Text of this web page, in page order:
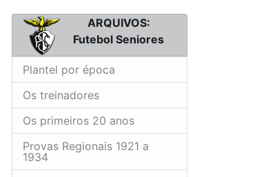
ARQUIVOS:
Futebol Seniores
Plantel por época
Os treinadores
Os primeiros 20 anos
Provas Regionais 1921 a
1934